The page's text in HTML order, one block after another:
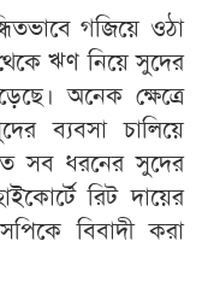
গজিয়ে ওঠা
ঋণ নিয়ে সুদের
অনেক ক্ষেত্রে
ব্যবসা চালিয়ে
সব ধরনের সুদের
রিট দায়ের
বিবাদী করা